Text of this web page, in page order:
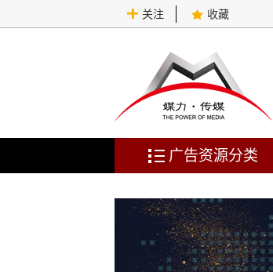
关注 收藏
广告资源分类